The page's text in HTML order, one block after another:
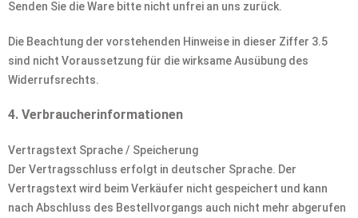
Senden Sie die Ware bitte nicht unfrei an uns zurück.
Die Beachtung der vorstehenden Hinweise in dieser Ziffer 3.5
sind nicht Voraussetzung für die wirksame Ausübung des
Widerrufsrechts.
4. Verbraucherinformationen
Vertragstext Sprache / Speicherung
Der Vertragsschluss erfolgt in deutscher Sprache. Der
Vertragstext wird beim Verkäufer nicht gespeichert und kann
nach Abschluss des Bestellvorgangs auch nicht mehr abgerufen